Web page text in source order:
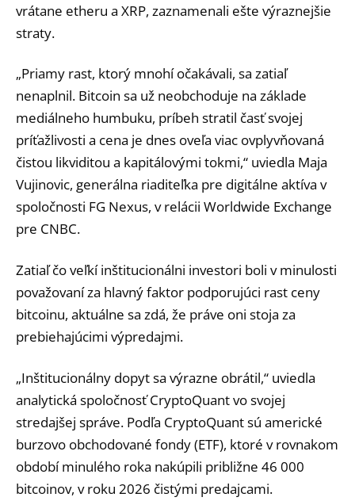
vrátane etheru a XRP, zaznamenali ešte výraznejšie
straty.
„Priamy rast, ktorý mnohí očakávali, sa zatiaľ
nenaplnil. Bitcoin sa už neobchoduje na základe
mediálneho humbuku, príbeh stratil časť svojej
príťažlivosti a cena je dnes oveľa viac ovplyvňovaná
čistou likviditou a kapitálovými tokmi,“ uviedla Maja
Vujinovic, generálna riaditeľka pre digitálne aktíva v
spoločnosti FG Nexus, v relácii Worldwide Exchange
pre CNBC.
Zatiaľ čo veľkí inštitucionálni investori boli v minulosti
považovaní za hlavný faktor podporujúci rast ceny
bitcoinu, aktuálne sa zdá, že práve oni stoja za
prebiehajúcimi výpredajmi.
„Inštitucionálny dopyt sa výrazne obrátil,“ uviedla
analytická spoločnosť CryptoQuant vo svojej
stredajšej správe. Podľa CryptoQuant sú americké
burzovo obchodované fondy (ETF), ktoré v rovnakom
období minulého roka nakúpili približne 46 000
bitcoinov, v roku 2026 čistými predajcami.